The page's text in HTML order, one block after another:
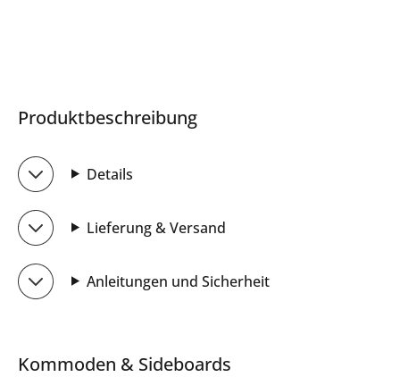
Produktbeschreibung
Details
Lieferung & Versand
Anleitungen und Sicherheit
Kommoden & Sideboards